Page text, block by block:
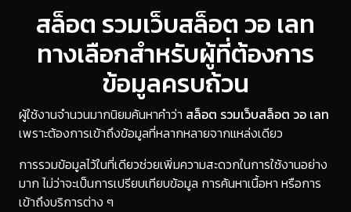
สล็อต รวมเว็บสล็อต วอ เลท
ทางเลือกสำหรับผู้ที่ต้องการ
ข้อมูลครบถ้วน
ผู้ใช้งานจำนวนมากนิยมค้นหาคำว่า สล็อต รวมเว็บสล็อต วอ เลท
เพราะต้องการเข้าถึงข้อมูลที่หลากหลายจากแหล่งเดียว
การรวมข้อมูลไว้ในที่เดียวช่วยเพิ่มความสะดวกในการใช้งานอย่าง
มาก ไม่ว่าจะเป็นการเปรียบเทียบข้อมูล การค้นหาเนื้อหา หรือการ
เข้าถึงบริการต่าง ๆ